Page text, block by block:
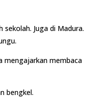
Juga di Madura.
mengajarkan membaca
bengkel.